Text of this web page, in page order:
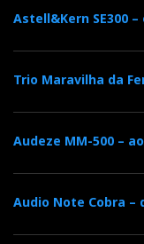
Astell&Kern SE300
Trio Maravilha da
Audeze MM-500 –
Audio Note Cobra –